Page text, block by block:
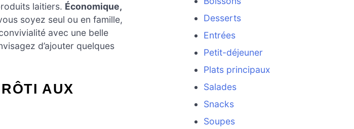
laitiers. Économique,
soyez seul ou en famille,
avec une belle
d’ajouter quelques
AUX
Desserts
Entrées
Petit-déjeuner
Plats principaux
Salades
Snacks
Soupes